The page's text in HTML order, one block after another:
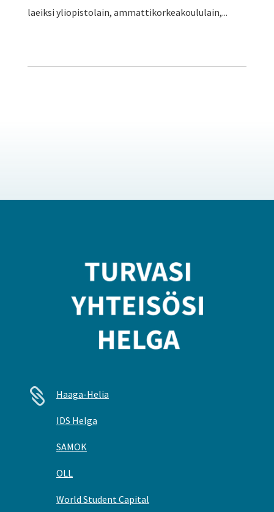
laeiksi yliopistolain, ammattikorkeakoululain,...
 Haaga-Helia
IDS Helga
SAMOK
OLL
World Student Capital